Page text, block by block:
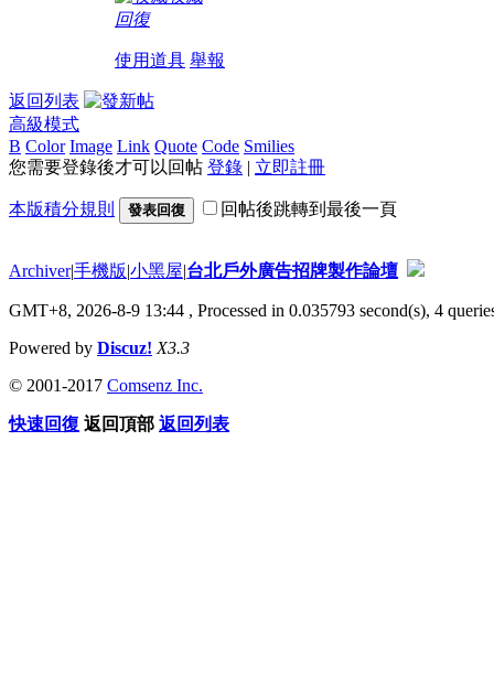
回復
使用道具 舉報
返回列表
高級模式
B Color Image Link Quote Code Smilies
您需要登錄後才可以回帖 登錄 | 立即註冊
本版積分規則 發表回復 回帖後跳轉到最後一頁
Archiver|手機版|小黑屋|台北戶外廣告招牌製作論壇
GMT+8, 2026-8-9 13:44 , Processed in 0.035793 second(s), 4
Powered by Discuz! X3.3
© 2001-2017 Comsenz Inc.
快速回復 返回頂部 返回列表